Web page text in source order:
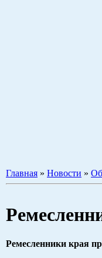
Главная » Новости »
Ремесленники края